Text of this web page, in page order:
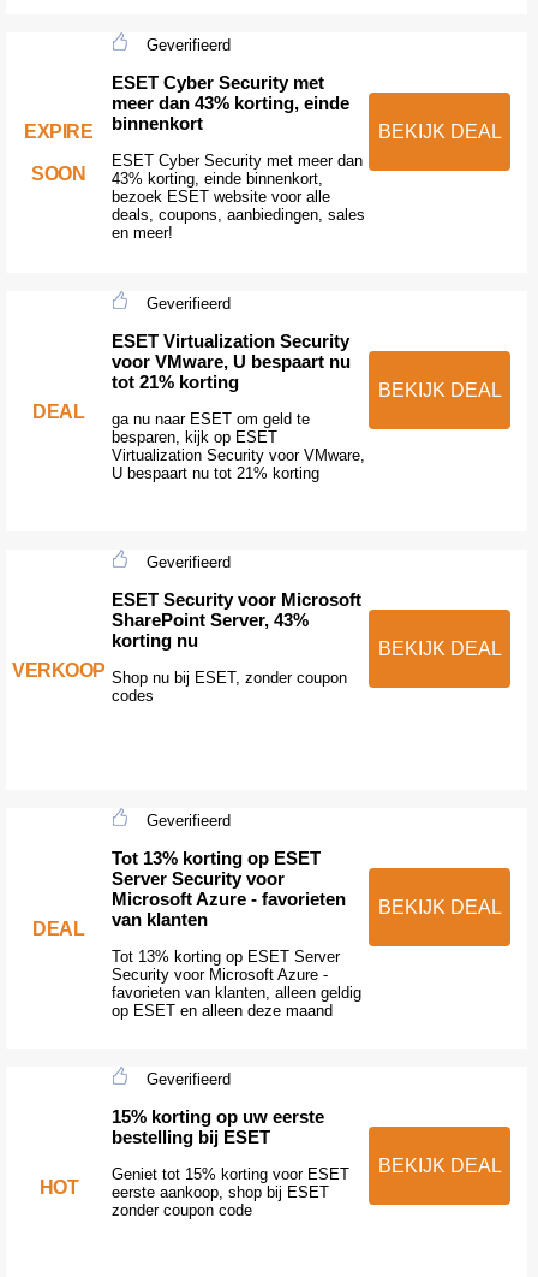
EXPIRE
SOON
Geverifieerd
ESET Cyber Security met
meer dan 43% korting, einde
binnenkort
ESET Cyber Security met meer dan
43% korting, einde binnenkort,
bezoek ESET website voor alle
deals, coupons, aanbiedingen, sales
en meer!
BEKIJK DEAL
DEAL
Geverifieerd
ESET Virtualization Security
voor VMware, U bespaart nu
tot 21% korting
ga nu naar ESET om geld te
besparen, kijk op ESET
Virtualization Security voor VMware,
U bespaart nu tot 21% korting
BEKIJK DEAL
VERKOOP
Geverifieerd
ESET Security voor Microsoft
SharePoint Server, 43%
korting nu
Shop nu bij ESET, zonder coupon
codes
BEKIJK DEAL
DEAL
Geverifieerd
Tot 13% korting op ESET
Server Security voor
Microsoft Azure - favorieten
van klanten
Tot 13% korting op ESET Server
Security voor Microsoft Azure -
favorieten van klanten, alleen geldig
op ESET en alleen deze maand
BEKIJK DEAL
HOT
Geverifieerd
15% korting op uw eerste
bestelling bij ESET
Geniet tot 15% korting voor ESET
eerste aankoop, shop bij ESET
zonder coupon code
BEKIJK DEAL